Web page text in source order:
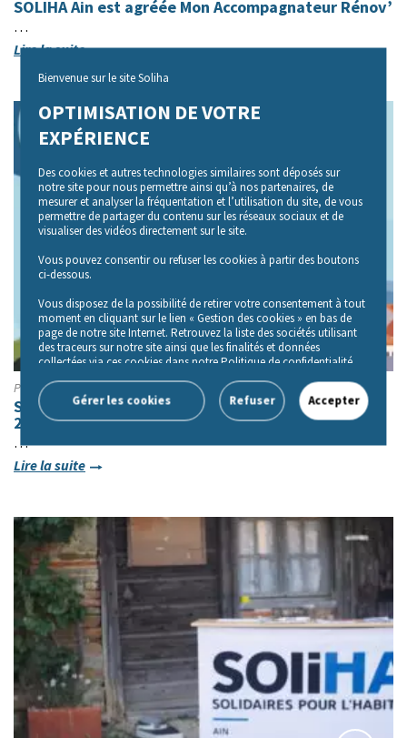
SOLIHA Ain est agréée Mon Accompagnateur Rénov’
…
Lire la suite
Publié le 10/01/2024 à 11h22
SOLIHA Ain vous adresse ses meilleurs vœux pour
2024
…
Lire la suite
Bienvenue sur le site Soliha
OPTIMISATION DE VOTRE
EXPÉRIENCE
Des cookies et autres technologies similaires sont déposés sur
notre site pour nous permettre ainsi qu’à nos partenaires, de
mesurer et analyser la fréquentation et l’utilisation du site, de vous
permettre de partager du contenu sur les réseaux sociaux et de
visualiser des vidéos directement sur le site.
Vous pouvez consentir ou refuser les cookies à partir des boutons
ci-dessous.
Vous disposez de la possibilité de retirer votre consentement à tout
moment en cliquant sur le lien « Gestion des cookies » en bas de
page de notre site Internet. Retrouvez la liste des sociétés utilisant
des traceurs sur notre site ainsi que les finalités et données
collectées via ces cookies dans notre Politique de confidentialité,
de page de notre site Internet.
Gérer les cookies Refuser Accepter